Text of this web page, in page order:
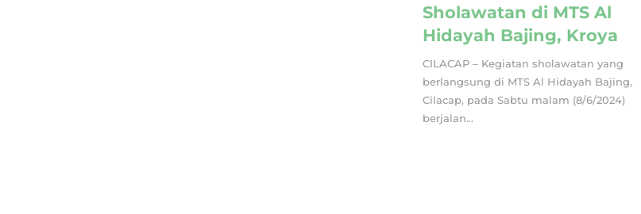
Sholawatan di MTS Al
Hidayah Bajing, Kroya
CILACAP – Kegiatan sholawatan yang
berlangsung di MTS Al Hidayah Bajing,
Cilacap, pada Sabtu malam (8/6/2024)
berjalan...